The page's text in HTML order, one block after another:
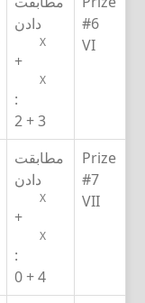
#6
VI
دادن
X
+
X
:
3 + 2
Prize
#7
VII
مطابقت
دادن
X
+
X
:
4 + 0